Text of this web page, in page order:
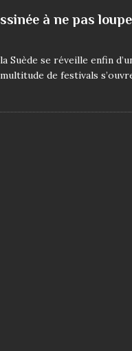
à ne pas
Suède se réveille enfin
de festivals